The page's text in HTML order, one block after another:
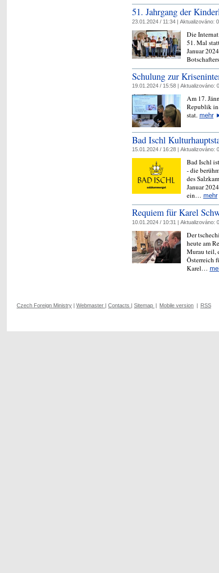
51. Jahrgang der
23.01.2024 / 11:34 | Aktualizováno:
Die
51. Mal
Januar
Schulung zur
19.01.2024 / 15:58 | Aktualizováno:
Am 17.
Republik
stat. mehr
Bad Ischl
15.01.2024 / 16:28 | Aktualizováno:
Bad Ischl
- die
des
Januar
ein… mehr
Requiem für Karel
10.01.2024 / 10:31 | Aktualizováno:
Der
heute am
Murau teil,
Österreich
Karel…
Czech Foreign Ministry Webmaster Contacts Sitemap Mobile version RSS